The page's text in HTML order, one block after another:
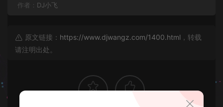
作者： DJ小飞
原文链接： https://www.djwangz.com/1400.html ，转载
请注明出处。